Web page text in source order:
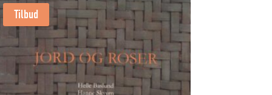
Tilbud